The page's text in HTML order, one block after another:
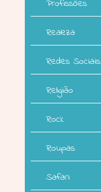
Profissões
Realeza
Redes Sociais
Religião
Rock
Roupas
Safari